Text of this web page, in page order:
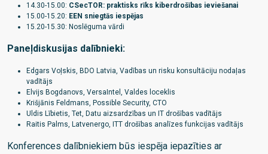
14.30-15.00: CSecTOR: praktisks rīks kiberdrošības ieviešanai
15.00-15.20: EEN sniegtās iespējas
15.20-15.30: Noslēguma vārdi
Paneļdiskusijas dalībnieki:
Edgars Voļskis, BDO Latvia, Vadības un risku konsultāciju nodaļas
vadītājs
Elvijs Bogdanovs, VersaIntel, Valdes loceklis
Krišjānis Feldmans, Possible Security, CTO
Uldis Lībietis, Tet, Datu aizsardzības un IT drošības vadītājs
Raitis Palms, Latvenergo, ITT drošības analīzes funkcijas vadītājs
Konferences dalībniekiem būs iespēja iepazīties ar